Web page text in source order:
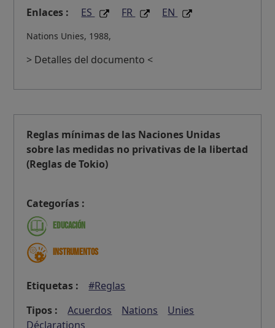
Enlaces :
ES FR EN
Nations Unies, 1988,
> Detalles del documento <
Reglas mínimas de las Naciones Unidas
sobre las medidas no privativas de la libertad
(Reglas de Tokio)
Categorías :
Educación
Instrumentos
Etiquetas :
#Reglas
Tipos :
Acuerdos Nations
Unies
Déclarations